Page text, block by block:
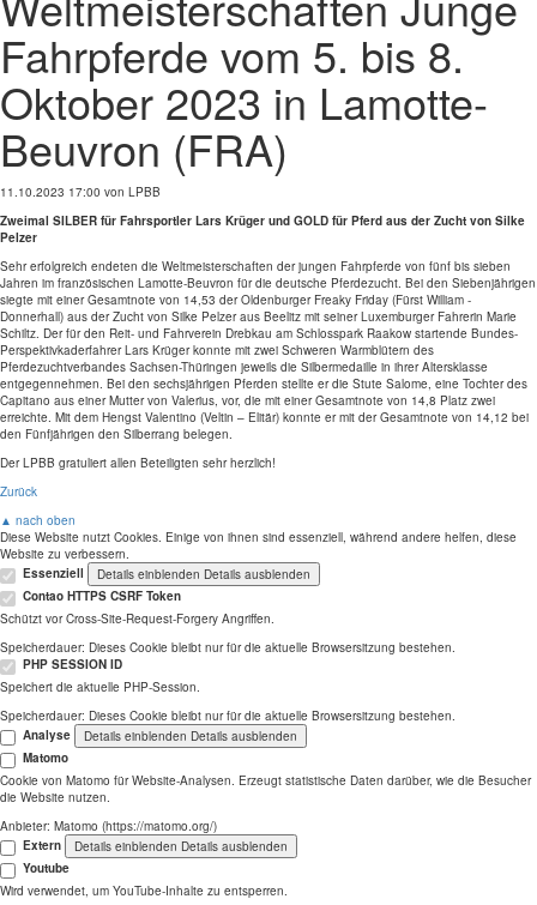
Fahrpferde vom 5. bis 8.
Oktober 2023 in Lamotte-
Beuvron (FRA)
11.10.2023 17:00 von LPBB
Zweimal SILBER für Fahrsportler Lars Krüger und GOLD für Pferd aus der Zucht von Silke
Pelzer
Sehr erfolgreich endeten die Weltmeisterschaften der jungen Fahrpferde von fünf bis sieben
Jahren im französischen Lamotte-Beuvron für die deutsche Pferdezucht. Bei den Siebenjährigen
siegte mit einer Gesamtnote von 14,53 der Oldenburger Freaky Friday (Fürst William -
Donnerhall) aus der Zucht von Silke Pelzer aus Beelitz mit seiner Luxemburger Fahrerin Marie
Schiltz. Der für den Reit- und Fahrverein Drebkau am Schlosspark Raakow startende Bundes-
Perspektivkaderfahrer Lars Krüger konnte mit zwei Schweren Warmblütern des
Pferdezuchtverbandes Sachsen-Thüringen jeweils die Silbermedaille in ihrer Altersklasse
entgegennehmen. Bei den sechsjährigen Pferden stellte er die Stute Salome, eine Tochter des
Capitano aus einer Mutter von Valerius, vor, die mit einer Gesamtnote von 14,8 Platz zwei
erreichte. Mit dem Hengst Valentino (Veltin – Elitär) konnte er mit der Gesamtnote von 14,12 bei
den Fünfjährigen den Silberrang belegen.
Der LPBB gratuliert allen Beteiligten sehr herzlich!
Zurück
▲ nach oben
Diese Website nutzt Cookies. Einige von ihnen sind essenziell, während andere helfen, diese
Website zu verbessern.
Essenziell
Details einblenden Details ausblenden
Contao HTTPS CSRF Token
Schützt vor Cross-Site-Request-Forgery Angriffen.
Speicherdauer: Dieses Cookie bleibt nur für die aktuelle Browsersitzung bestehen.
PHP SESSION ID
Speichert die aktuelle PHP-Session.
Speicherdauer: Dieses Cookie bleibt nur für die aktuelle Browsersitzung bestehen.
Analyse
Details einblenden Details ausblenden
Matomo
Cookie von Matomo für Website-Analysen. Erzeugt statistische Daten darüber, wie die Besucher
die Website nutzen.
Anbieter: Matomo (https://matomo.org/)
Extern
Details einblenden Details ausblenden
Youtube
Wird verwendet, um YouTube-Inhalte zu entsperren.